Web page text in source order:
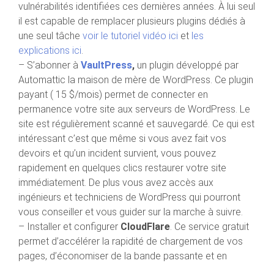
vulnérabilités identifiées ces dernières années. À lui seul
il est capable de remplacer plusieurs plugins dédiés à
une seul tâche voir le tutoriel vidéo ici et les
explications ici.
– S’abonner à VaultPress, un plugin développé par
Automattic la maison de mère de WordPress. Ce plugin
payant ( 15 $/mois) permet de connecter en
permanence votre site aux serveurs de WordPress. Le
site est régulièrement scanné et sauvegardé. Ce qui est
intéressant c’est que même si vous avez fait vos
devoirs et qu’un incident survient, vous pouvez
rapidement en quelques clics restaurer votre site
immédiatement. De plus vous avez accès aux
ingénieurs et techniciens de WordPress qui pourront
vous conseiller et vous guider sur la marche à suivre.
– Installer et configurer CloudFlare. Ce service gratuit
permet d’accélérer la rapidité de chargement de vos
pages, d’économiser de la bande passante et en